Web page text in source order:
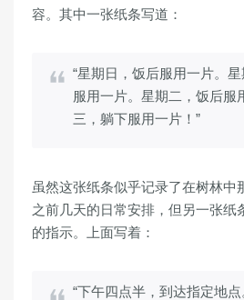
容。其中一张纸条写道：
“星期日，饭后服用一片。
服用一片。星期二，饭后服
三，躺下服用一片！”
虽然这张纸条似乎记录了在树林中
之前几天的日常安排，但另一张纸
的指示。上面写着：
“下午四点半，到达指定地